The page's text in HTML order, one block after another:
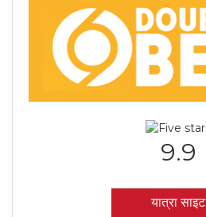
9.9
यात्रा साइट